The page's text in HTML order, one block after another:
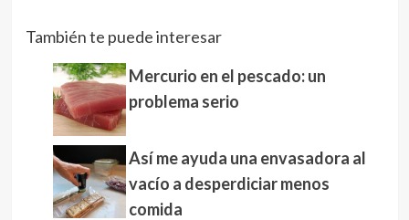
También te puede interesar
Mercurio en el pescado: un
problema serio
Así me ayuda una envasadora al
vacío a desperdiciar menos
comida